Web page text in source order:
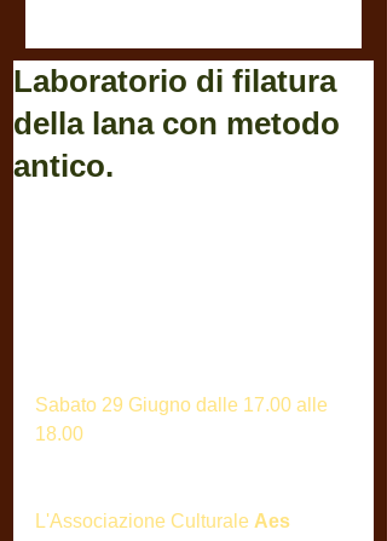
Laboratorio di filatura
della lana con metodo
antico.
Sabato 29 Giugno dalle 17.00 alle
18.00
L'Associazione Culturale Aes